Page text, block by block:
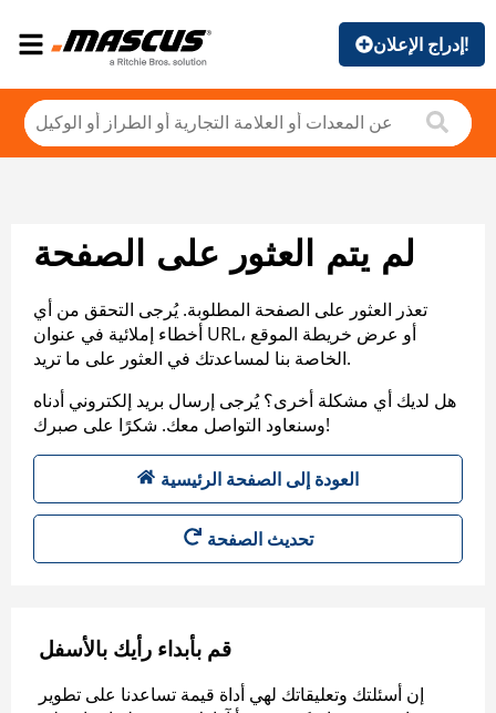
إدراج الإعلان!
لم يتم العثور على الصفحة
تعذر العثور على الصفحة المطلوبة. يُرجى التحقق من أي
أخطاء إملائية في عنوان URL، أو عرض خريطة الموقع
الخاصة بنا لمساعدتك في العثور على ما تريد.
هل لديك أي مشكلة أخرى؟ يُرجى إرسال بريد إلكتروني أدناه
وسنعاود التواصل معك. شكرًا على صبرك!
العودة إلى الصفحة الرئيسية
تحديث الصفحة
قم بأبداء رأيك بالأسفل
إن أسئلتك وتعليقاتك لهي أداة قيمة تساعدنا على تطوير